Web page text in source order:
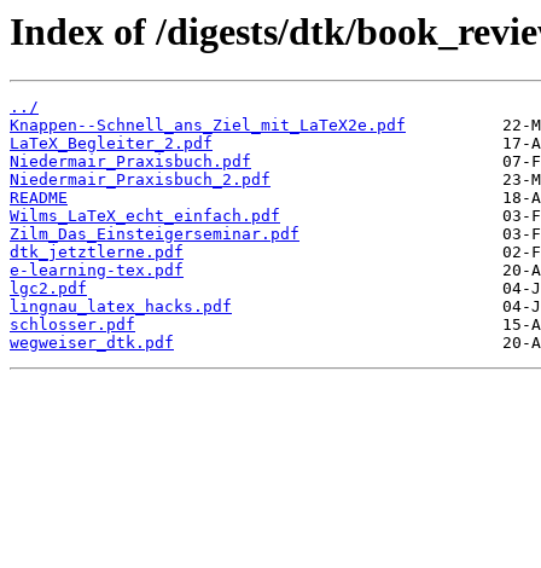
Index of /digests/dtk/
../
Knappen--Schnell_ans_Ziel_mit_LaTeX2e.pdf
LaTeX_Begleiter_2.pdf
Niedermair_Praxisbuch.pdf
Niedermair_Praxisbuch_2.pdf
README
Wilms_LaTeX_echt_einfach.pdf
Zilm_Das_Einsteigerseminar.pdf
dtk_jetztlerne.pdf
e-learning-tex.pdf
lgc2.pdf
lingnau_latex_hacks.pdf
schlosser.pdf
wegweiser_dtk.pdf